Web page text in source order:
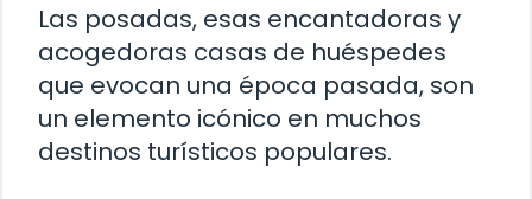
Las posadas, esas encantadoras y
acogedoras casas de huéspedes
que evocan una época pasada, son
un elemento icónico en muchos
destinos turísticos populares.